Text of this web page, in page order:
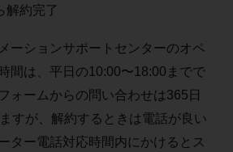
解約完了
ーションサポートセンターのオペ
間は、平日の10:00〜18:00までで
ォームからの問い合わせは365日
すが、解約するときは電話が良い
ター電話対応時間内にかけるとス